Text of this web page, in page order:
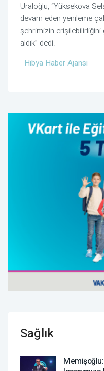
Uraloğlu, “Yüksekova
devam eden yenileme
şehrimizin erişilebilirliğini
aldık” dedi.
Hibya Haber Ajansı
Sağlık
Memişoğlu: